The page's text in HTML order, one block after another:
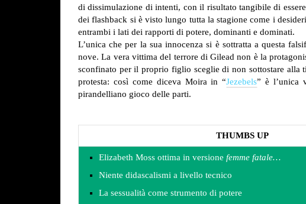
di dissimulazione di intenti, con il risultato tangibile di
dei flashback si è visto lungo tutta la stagione come i
entrambi i lati dei rapporti di potere, dominanti e dominati.
L’unica che per la sua innocenza si è sottratta a questa
nove. La vera vittima del terrore di Gilead non è la
sconfinato per il proprio figlio sceglie di non sottostare
protesta: così come diceva Moira in “Jezebels” è l’unica
pirandelliano gioco delle parti.
THUMBS UP
Elizabeth Moss ottima in versione femme fatale…
Niente didascalismi a livello tecnico
La sessualità come strumento di potere